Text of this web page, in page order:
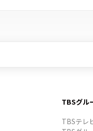
TBSグル
TBSテレ